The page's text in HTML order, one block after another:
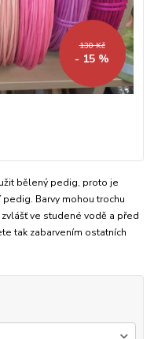
130 Kč
- 15 %
bělený pedig, proto je
Barvy mohou trochu
ve studené vodě a před
tak zabarvením ostatních